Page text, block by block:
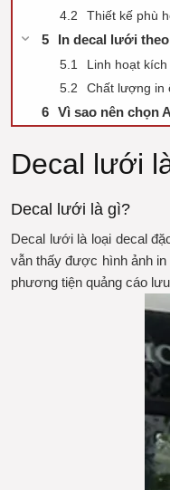
Thiết kế phù
In decal lưới
Linh hoạt
Chất lượng in
Vì sao nên chọn
Decal lưới
Decal lưới là gì?
Decal lưới là loại decal
vẫn thấy được hình ảnh
phương tiện quảng cáo